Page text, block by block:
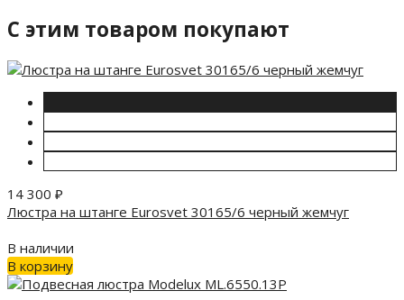
C этим товаром покупают
14 300 ₽
Люстра на штанге Eurosvet 30165/6 черный жемчуг
В наличии
В корзину